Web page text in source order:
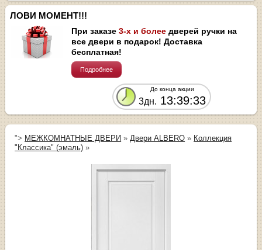
ЛОВИ МОМЕНТ!!!
При заказе3-х и более дверей ручки на
все двери в подарок! Доставка
бесплатная!
Подробнее
До конца акции
3дн. 13:39:33
"> МЕЖКОМНАТНЫЕ ДВЕРИ » Двери ALBERO » Коллекция
"Классика" (эмаль) »